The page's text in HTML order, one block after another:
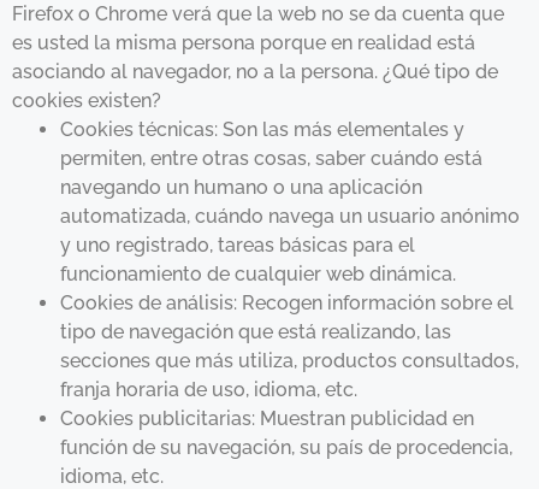
Firefox o Chrome verá que la web no se da cuenta que
es usted la misma persona porque en realidad está
asociando al navegador, no a la persona. ¿Qué tipo de
cookies existen?
Cookies técnicas: Son las más elementales y
permiten, entre otras cosas, saber cuándo está
navegando un humano o una aplicación
automatizada, cuándo navega un usuario anónimo
y uno registrado, tareas básicas para el
funcionamiento de cualquier web dinámica.
Cookies de análisis: Recogen información sobre el
tipo de navegación que está realizando, las
secciones que más utiliza, productos consultados,
franja horaria de uso, idioma, etc.
Cookies publicitarias: Muestran publicidad en
función de su navegación, su país de procedencia,
idioma, etc.